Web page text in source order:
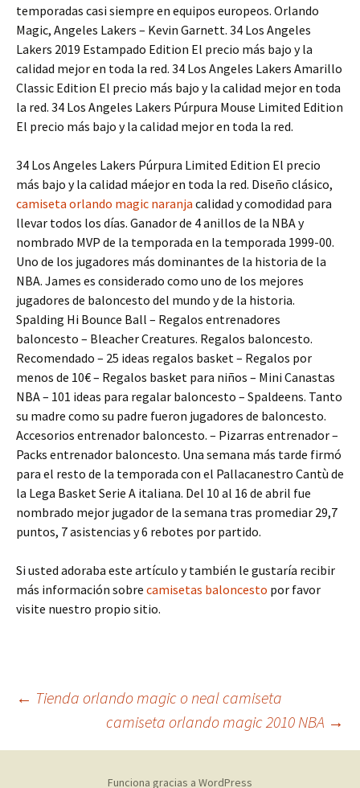
temporadas casi siempre en equipos europeos. Orlando
Magic, Angeles Lakers – Kevin Garnett. 34 Los Angeles
Lakers 2019 Estampado Edition El precio más bajo y la
calidad mejor en toda la red. 34 Los Angeles Lakers Amarillo
Classic Edition El precio más bajo y la calidad mejor en toda
la red. 34 Los Angeles Lakers Púrpura Mouse Limited Edition
El precio más bajo y la calidad mejor en toda la red.
34 Los Angeles Lakers Púrpura Limited Edition El precio
más bajo y la calidad máejor en toda la red. Diseño clásico,
camiseta orlando magic naranja calidad y comodidad para
llevar todos los días. Ganador de 4 anillos de la NBA y
nombrado MVP de la temporada en la temporada 1999-00.
Uno de los jugadores más dominantes de la historia de la
NBA. James es considerado como uno de los mejores
jugadores de baloncesto del mundo y de la historia.
Spalding Hi Bounce Ball – Regalos entrenadores
baloncesto – Bleacher Creatures. Regalos baloncesto.
Recomendado – 25 ideas regalos basket – Regalos por
menos de 10€ – Regalos basket para niños – Mini Canastas
NBA – 101 ideas para regalar baloncesto – Spaldeens. Tanto
su madre como su padre fueron jugadores de baloncesto.
Accesorios entrenador baloncesto. – Pizarras entrenador –
Packs entrenador baloncesto. Una semana más tarde firmó
para el resto de la temporada con el Pallacanestro Cantù de
la Lega Basket Serie A italiana. Del 10 al 16 de abril fue
nombrado mejor jugador de la semana tras promediar 29,7
puntos, 7 asistencias y 6 rebotes por partido.
Si usted adoraba este artículo y también le gustaría recibir
más información sobre camisetas baloncesto por favor
visite nuestro propio sitio.
Navegación
de
← Tienda orlando magic o neal camiseta
camiseta orlando magic 2010 NBA →
Funciona gracias a WordPress